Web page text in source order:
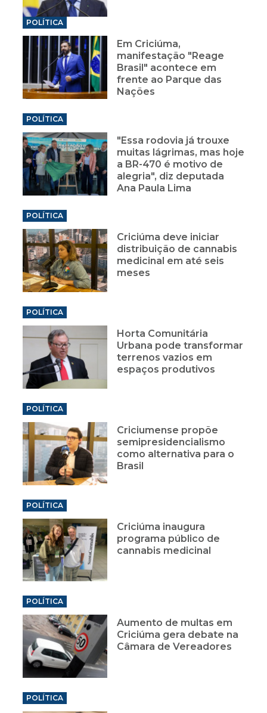
POLÍTICA
Em Criciúma,
manifestação "Reage
Brasil" acontece em
frente ao Parque das
Nações
POLÍTICA
"Essa rodovia já trouxe
muitas lágrimas, mas hoje
a BR-470 é motivo de
alegria", diz deputada
Ana Paula Lima
POLÍTICA
Criciúma deve iniciar
distribuição de cannabis
medicinal em até seis
meses
POLÍTICA
Horta Comunitária
Urbana pode transformar
terrenos vazios em
espaços produtivos
POLÍTICA
Criciumense propõe
semipresidencialismo
como alternativa para o
Brasil
POLÍTICA
Criciúma inaugura
programa público de
cannabis medicinal
POLÍTICA
Aumento de multas em
Criciúma gera debate na
Câmara de Vereadores
POLÍTICA